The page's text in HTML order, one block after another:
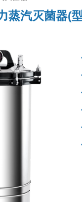
蒸汽灭菌器(